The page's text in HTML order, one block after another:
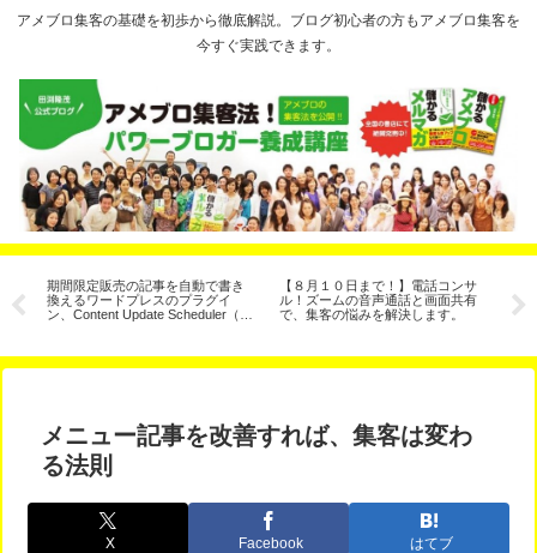
アメブロ集客の基礎を初歩から徹底解説。ブログ初心者の方もアメブロ集客を
今すぐ実践できます。
期間限定販売の記事を自動で書き
換えるワードプレスのプラグイ
ン、Content Update Scheduler（コ
【８月１０日まで！】電話コンサ
ル！ズームの音声通話と画面共有
で、集客の悩みを解決します。
は？
メニュー記事を改善すれば、集客は変わ
る法則
X Facebook はてブ